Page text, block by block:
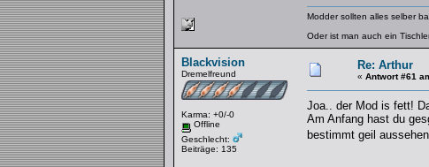
Modder sollten alles selber
Oder ist man auch ein
Blackvision
Dremelfreund
Karma: +0/-0
Offline
Geschlecht:
Beiträge: 135
Re: Arthur
« Antwort #61
Joa.. der Mod is fett!
Am Anfang hast du
bestimmt geil